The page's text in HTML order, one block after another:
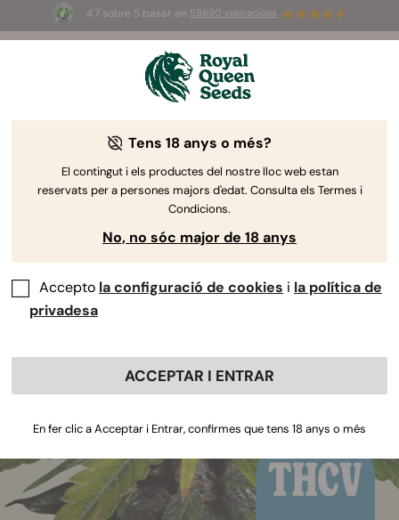
4.7 sobre 5 basat en 58690 valoracions
3 llavors White Widow Auto
Tens 18 anys o més?
El contingut i els productes del nostre lloc web estan
reservats per a persones majors d'edat. Consulta els Termes i
Condicions.
No, no sóc major de 18 anys
Accepto la configuració de cookies i la política de
privadesa
ACCEPTAR I ENTRAR
En fer clic a Acceptar i Entrar, confirmes que tens 18 anys o més